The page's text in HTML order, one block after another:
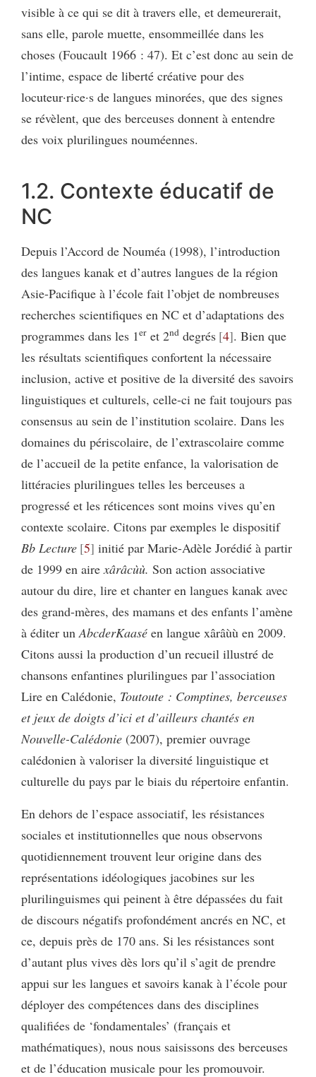
visible à ce qui se dit à travers elle, et demeurerait,
sans elle, parole muette, ensommeillée dans les
choses (Foucault 1966 : 47). Et c’est donc au sein de
l’intime, espace de liberté créative pour des
locuteur·rice·s de langues minorées, que des signes
se révèlent, que des berceuses donnent à entendre
des voix plurilingues nouméennes.
1.2. Contexte éducatif de
NC
Depuis l’Accord de Nouméa (1998), l’introduction
des langues kanak et d’autres langues de la région
Asie-Pacifique à l’école fait l’objet de nombreuses
recherches scientifiques en NC et d’adaptations des
programmes dans les 1er et 2nd degrés 4 . Bien que
les résultats scientifiques confortent la nécessaire
inclusion, active et positive de la diversité des savoirs
linguistiques et culturels, celle-ci ne fait toujours pas
consensus au sein de l’institution scolaire. Dans les
domaines du périscolaire, de l’extrascolaire comme
de l’accueil de la petite enfance, la valorisation de
littéracies plurilingues telles les berceuses a
progressé et les réticences sont moins vives qu’en
contexte scolaire. Citons par exemples le dispositif
Bb Lecture 5 initié par Marie-Adèle Jorédié à partir
de 1999 en aire xârâcùù. Son action associative
autour du dire, lire et chanter en langues kanak avec
des grand-mères, des mamans et des enfants l’amène
à éditer un AbcderKaasé en langue xârâùù en 2009.
Citons aussi la production d’un recueil illustré de
chansons enfantines plurilingues par l’association
Lire en Calédonie, Toutoute : Comptines, berceuses
et jeux de doigts d’ici et d’ailleurs chantés en
Nouvelle-Calédonie (2007), premier ouvrage
calédonien à valoriser la diversité linguistique et
culturelle du pays par le biais du répertoire enfantin.
En dehors de l’espace associatif, les résistances
sociales et institutionnelles que nous observons
quotidiennement trouvent leur origine dans des
représentations idéologiques jacobines sur les
plurilinguismes qui peinent à être dépassées du fait
de discours négatifs profondément ancrés en NC, et
ce, depuis près de 170 ans. Si les résistances sont
d’autant plus vives dès lors qu’il s’agit de prendre
appui sur les langues et savoirs kanak à l’école pour
déployer des compétences dans des disciplines
qualifiées de ‘fondamentales’ (français et
mathématiques), nous nous saisissons des berceuses
et de l’éducation musicale pour les promouvoir.